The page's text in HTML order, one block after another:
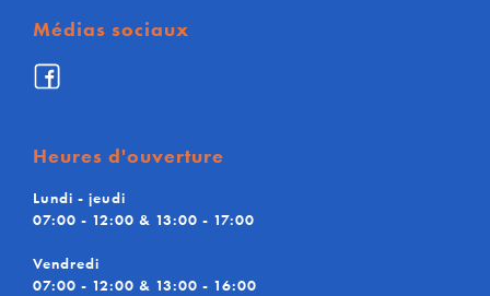
Médias sociaux
Facebook
De
Heures d'ouverture
Lundi - jeudi
07:00 - 12:00 & 13:00 - 17:00
Vendredi
07:00 - 12:00 & 13:00 - 16:00